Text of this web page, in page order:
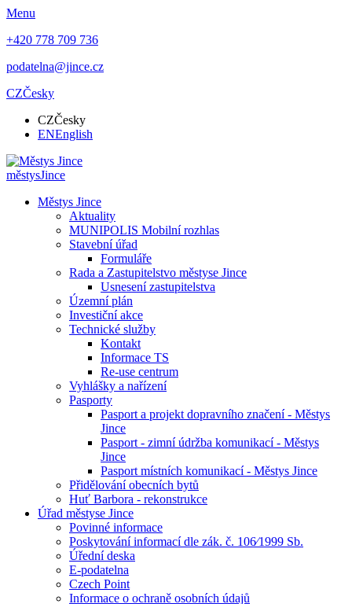
Menu
+420 778 709 736
podatelna@jince.cz
CZČesky
CZČesky
ENEnglish
městysJince
Městys Jince
Aktuality
MUNIPOLIS Mobilní rozhlas
Stavební úřad
Formuláře
Rada a Zastupitelstvo městyse Jince
Usnesení zastupitelstva
Územní plán
Investiční akce
Technické služby
Kontakt
Informace TS
Re-use centrum
Vyhlášky a nařízení
Pasporty
Pasport a projekt dopravního značení - Městys
Jince
Pasport - zimní údržba komunikací - Městys
Jince
Pasport místních komunikací - Městys Jince
Přidělování obecních bytů
Huť Barbora - rekonstrukce
Úřad městyse Jince
Povinné informace
Poskytování informací dle zák. č. 106⁄1999 Sb.
Úřední deska
E-podatelna
Czech Point
Informace o ochraně osobních údajů